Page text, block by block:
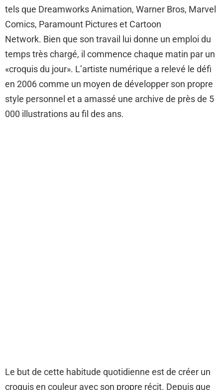
tels que Dreamworks Animation, Warner Bros, Marvel
Comics, Paramount Pictures et Cartoon
Network. Bien que son travail lui donne un emploi du
temps très chargé, il commence chaque matin par un
«croquis du jour». L’artiste numérique a relevé le défi
en 2006 comme un moyen de développer son propre
style personnel et a amassé une archive de près de 5
000 illustrations au fil des ans.
Le but de cette habitude quotidienne est de créer un
croquis en couleur avec son propre récit. Depuis que